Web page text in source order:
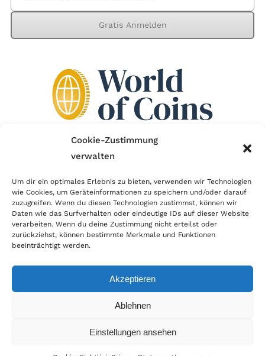
Cookie-Zustimmung
verwalten
Um dir ein optimales Erlebnis zu bieten, verwenden wir Technologien
wie Cookies, um Geräteinformationen zu speichern und/oder darauf
zuzugreifen. Wenn du diesen Technologien zustimmst, können wir
Daten wie das Surfverhalten oder eindeutige IDs auf dieser Website
verarbeiten. Wenn du deine Zustimmung nicht erteilst oder
zurückziehst, können bestimmte Merkmale und Funktionen
beeinträchtigt werden.
Akzeptieren
Ablehnen
Einstellungen ansehen
Gratis Anmelden
Der Händlerbund setzt sich für sicheren und
erfolgreichen E-Commerce ein. Auch wir sind wie
viele Onlineshops im Netz Mitglied im Händlerbund
und unterstützen fairen Onlinehandel.
Widerruf|Zahlung & Versand